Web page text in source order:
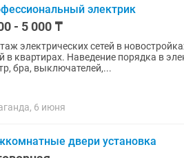
электрик
- 5 000 ₸
электрических сетей в
в квартирах. Наведение порядка в
бра, выключателей,...
6 июня
двери установка